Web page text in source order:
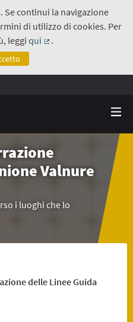
Se continui la navigazione
di utilizzo di cookies. Per
leggiqui
.
Valnure
i luoghi che lo
delle Linee Guida